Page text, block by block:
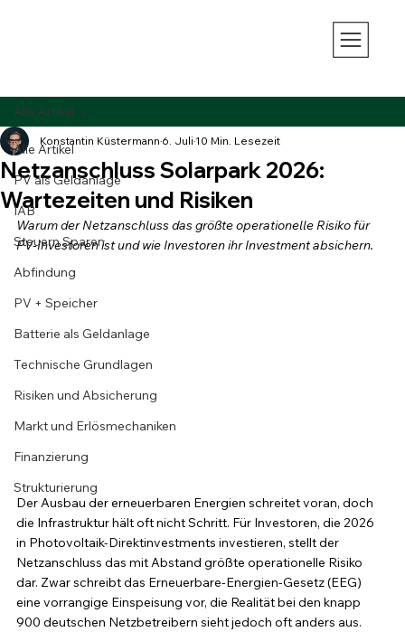
Alle Artikel
PV als Geldanlage
IAB
Steuern Sparen
Abfindung
PV + Speicher
Batterie als Geldanlage
Technische Grundlagen
Risiken und Absicherung
Markt und Erlösmechaniken
Finanzierung
Strukturierung
Alle Artikel
Netzanschluss Solarpark 2026:
Wartezeiten und Risiken
Konstantin Küstermann 6. Juli 10 Min. Lesezeit
Warum der Netzanschluss das größte operationelle Risiko für
PV-Investoren ist und wie Investoren ihr Investment absichern.
Der Ausbau der erneuerbaren Energien schreitet voran, doch
die Infrastruktur hält oft nicht Schritt. Für Investoren, die 2026
in Photovoltaik-Direktinvestments investieren, stellt der
Netzanschluss das mit Abstand größte operationelle Risiko
dar. Zwar schreibt das Erneuerbare-Energien-Gesetz (EEG)
eine vorrangige Einspeisung vor, die Realität bei den knapp
900 deutschen Netzbetreibern sieht jedoch oft anders aus.